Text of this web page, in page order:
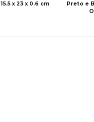
15.5 x 23 x 0.6 cm
Preto e